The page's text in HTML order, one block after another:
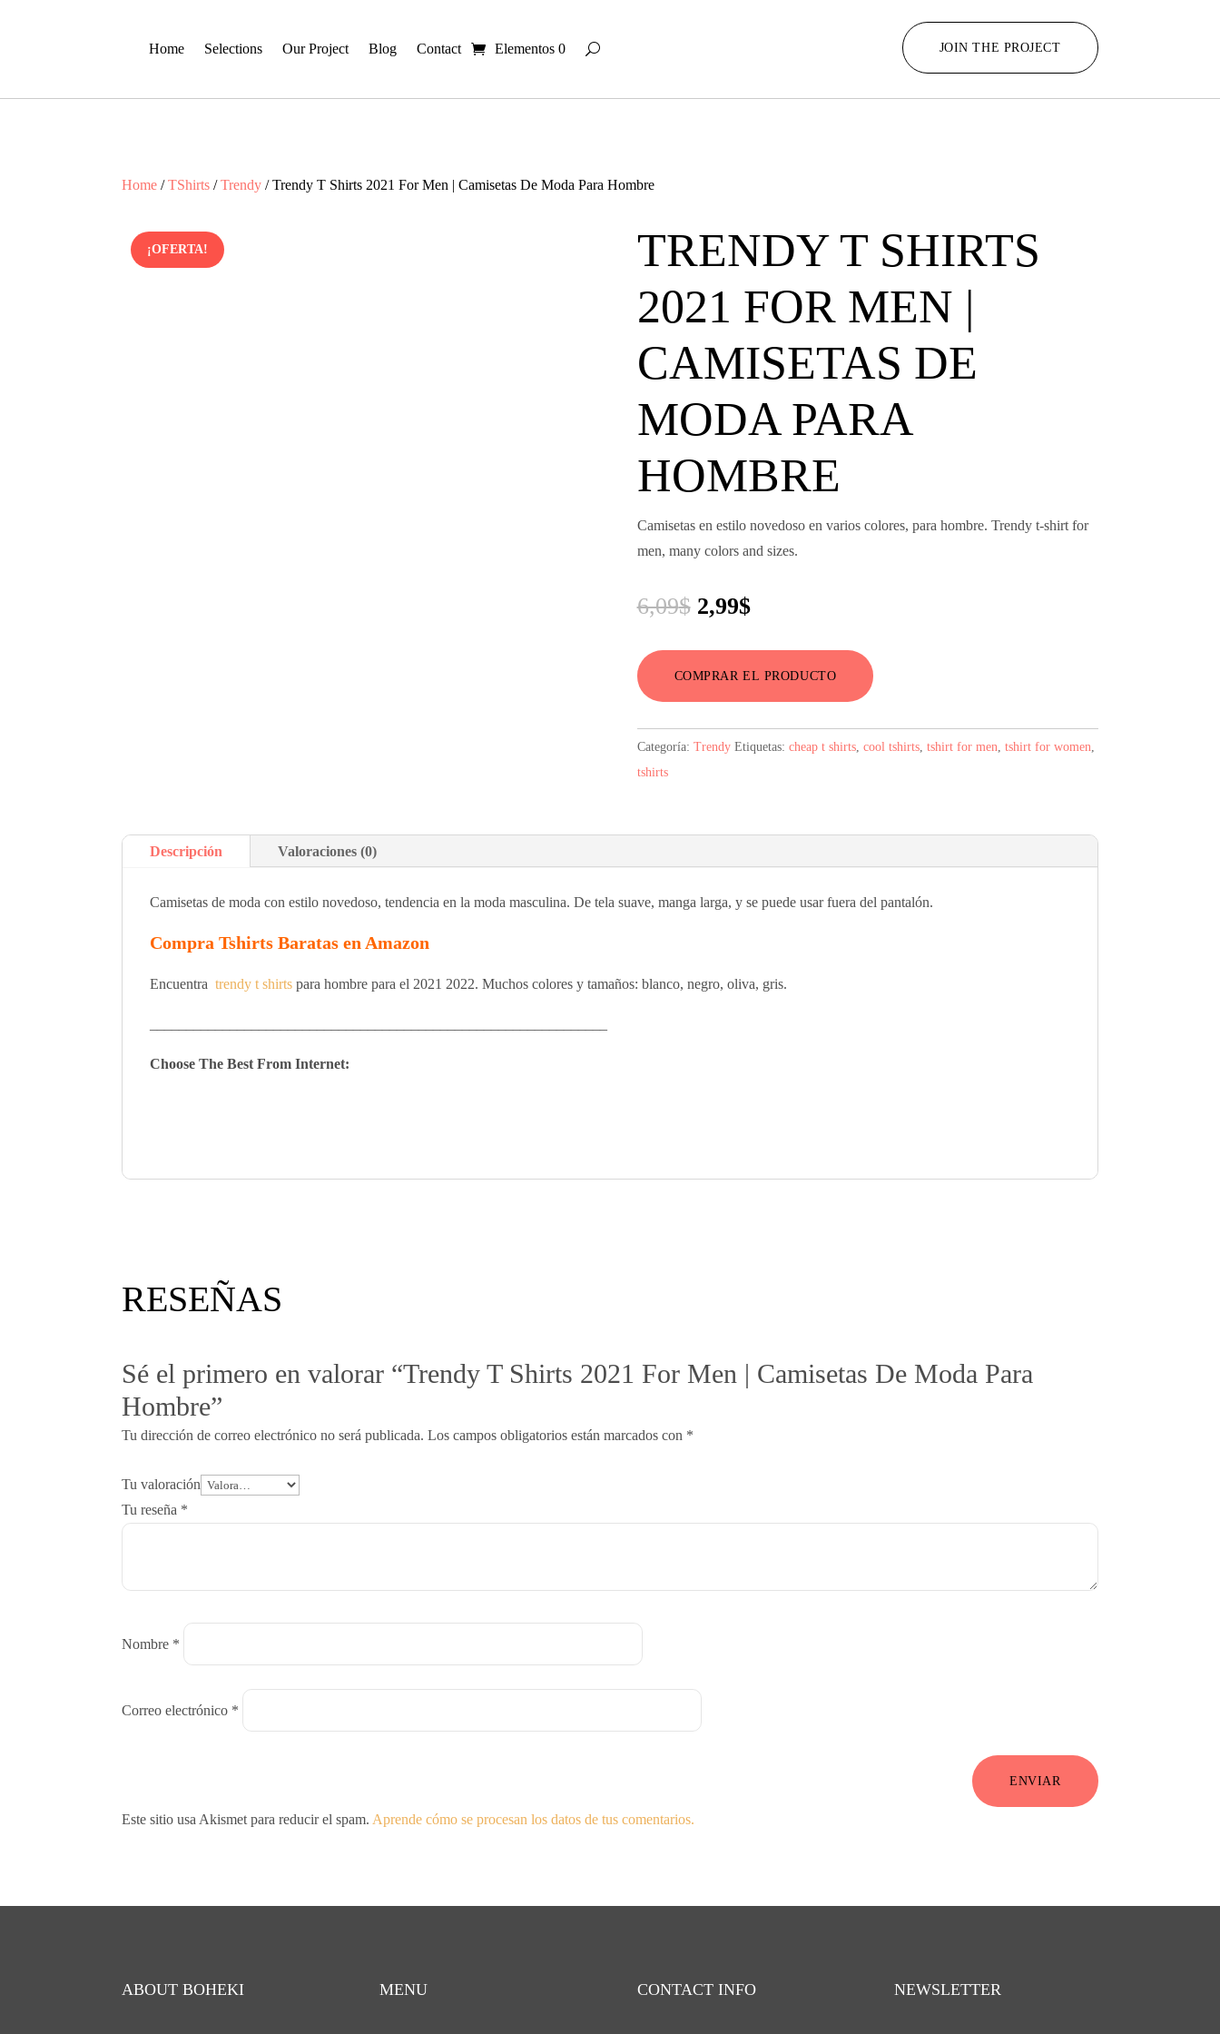
Home Selections Our Project Blog Contact Elementos 0 JOIN THE PROJECT
Home /TShirts /Trendy / Trendy T Shirts 2021 For Men | Camisetas De Moda Para Hombre
¡OFERTA!
TRENDY T SHIRTS
2021 FOR MEN |
CAMISETAS DE
MODA PARA
HOMBRE
Camisetas en estilo novedoso en varios colores, para hombre. Trendy t-shirt for
men, many colors and sizes.
6,09$ El
original
era:
6,09$.
2,99$El
actual
es:
2,99$.
COMPRAR EL PRODUCTO
Categoría: Trendy Etiquetas: cheap t shirts, cool tshirts, tshirt for men, tshirt for women,
tshirts
Descripción Valoraciones (0)
Camisetas de moda con estilo novedoso, tendencia en la moda masculina. De tela suave, manga larga, y se puede usar fuera del pantalón.
Compra Tshirts Baratas en Amazon
Encuentratrendy t shirts para hombre para el 2021 2022. Muchos colores y tamaños: blanco, negro, oliva, gris.
Choose The Best From Internet:
RESEÑAS
Sé el primero en valorar “Trendy T Shirts 2021 For Men | Camisetas De Moda Para
Hombre”
Tu dirección de correo electrónico no será publicada. Los campos obligatorios están marcados con *
Tu valoración
Tu reseña *
Nombre *
Correo electrónico *
ENVIAR
Este sitio usa Akismet para reducir el spam.Aprende cómo se procesan los datos de tus comentarios.
ABOUT BOHEKI MENU CONTACT INFO NEWSLETTER